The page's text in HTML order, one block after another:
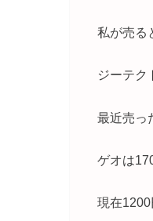
私が売る
ジーテク
最近売っ
ゲオは
現在1200